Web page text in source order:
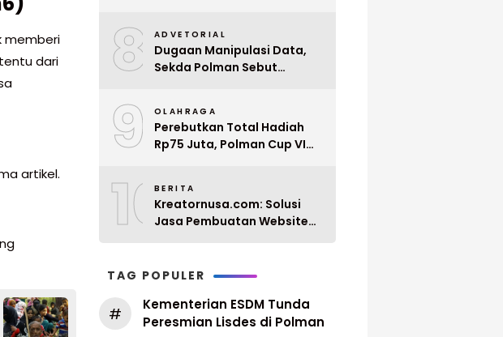
memberi
dari
artikel.
8 ADVETORIAL
Dugaan Manipulasi Data,
Sekda Polman Sebut
Ditunda
9 OLAHRAGA
Perebutkan Total Hadiah
Rp75 Juta, Polman Cup VI
10BERITA
Kreatornusa.com: Solusi
Jasa Pembuatan Website
TAG POPULER
#
Kementerian ESDM Tunda
Peresmian Lisdes di Polman